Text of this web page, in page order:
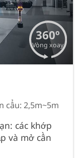
360º
Vòng xoay
cẩu: 2,5m~5m
các khớp
và mở cần